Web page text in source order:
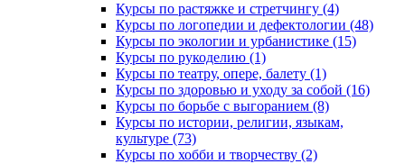
Курсы по растяжке и стретчингу (4)
Курсы по логопедии и дефектологии (48)
Курсы по экологии и урбанистике (15)
Курсы по рукоделию (1)
Курсы по театру, опере, балету (1)
Курсы по здоровью и уходу за собой (16)
Курсы по борьбе с выгоранием (8)
Курсы по истории, религии, языкам,
культуре (73)
Курсы по хобби и творчеству (2)